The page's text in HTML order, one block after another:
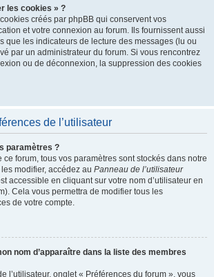
les cookies » ?
créés par phpBB qui conservent vos
et votre connexion au forum. Ils fournissent aussi
que les indicateurs de lecture des messages (lu ou
par un administrateur du forum. Si vous rencontrez
ou de déconnexion, la suppression des cookies
de l’utilisateur
paramètres ?
ce forum, tous vos paramètres sont stockés dans notre
modifier, accédez au Panneau de l’utilisateur
accessible en cliquant sur votre nom d’utilisateur en
Cela vous permettra de modifier tous les
de votre compte.
nom d’apparaître dans la liste des membres
l’utilisateur, onglet « Préférences du forum », vous